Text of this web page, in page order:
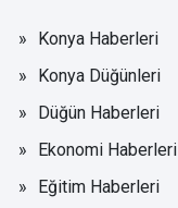
Konya Haberleri
Konya Düğünleri
Düğün Haberleri
Ekonomi Haberleri
Eğitim Haberleri